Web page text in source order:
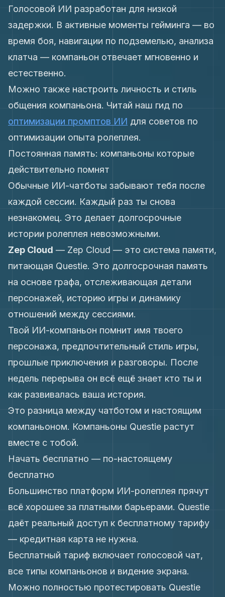
Голосовой ИИ разработан для низкой
задержки. В активные моменты гейминга — во
время боя, навигации по подземелью, анализа
клатча — компаньон отвечает мгновенно и
естественно.
Можно также настроить личность и стиль
общения компаньона. Читай наш гид по
оптимизации промптов ИИ для советов по
оптимизации опыта ролеплея.
Постоянная память: компаньоны которые
действительно помнят
Обычные ИИ-чатботы забывают тебя после
каждой сессии. Каждый раз ты снова
незнакомец. Это делает долгосрочные
истории ролеплея невозможными.
Zep Cloud — Zep Cloud — это система памяти,
питающая Questie. Это долгосрочная память
на основе графа, отслеживающая детали
персонажей, историю игры и динамику
отношений между сессиями.
Твой ИИ-компаньон помнит имя твоего
персонажа, предпочтительный стиль игры,
прошлые приключения и разговоры. После
недель перерыва он всё ещё знает кто ты и
как развивалась ваша история.
Это разница между чатботом и настоящим
компаньоном. Компаньоны Questie растут
вместе с тобой.
Начать бесплатно — по-настоящему
бесплатно
Большинство платформ ИИ-ролеплея прячут
всё хорошее за платными барьерами. Questie
даёт реальный доступ к бесплатному тарифу
— кредитная карта не нужна.
Бесплатный тариф включает голосовой чат,
все типы компаньонов и видение экрана.
Можно полностью протестировать Questie